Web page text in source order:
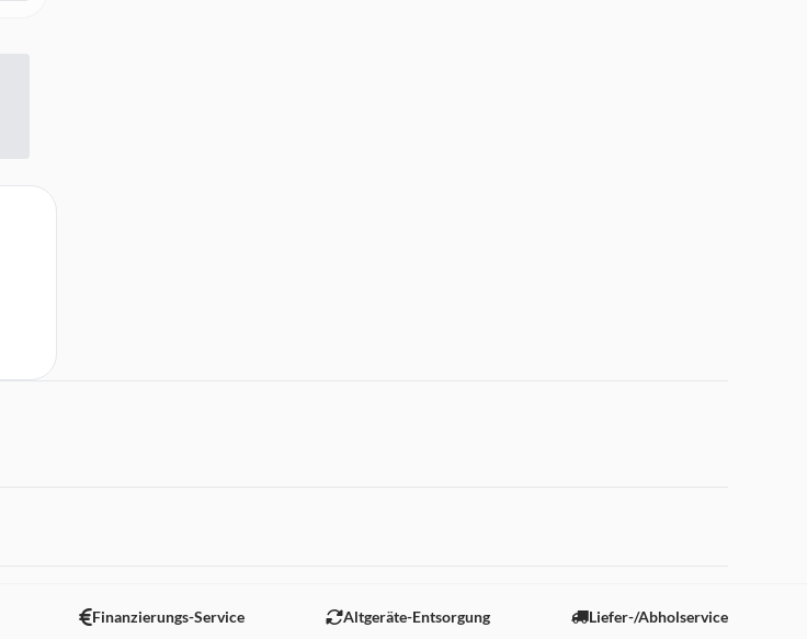
Finanzierungs-Service Altgeräte-Entsorgung Liefer-/Abholservice